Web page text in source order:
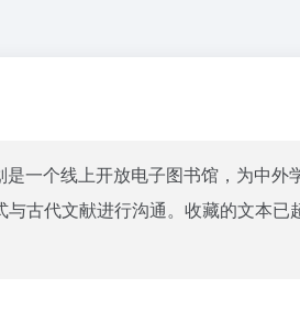
是一个线上开放电子图书馆，为中
与古代文献进行沟通。收藏的文本